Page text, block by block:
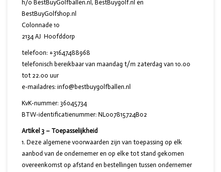
h/o BestBuyGolfballen.nl, BestBuygolf.nl en
BestBuyGolfshop.nl
Colonnade 10
2134 AJ Hoofddorp
telefoon: +31647488968
telefonisch bereikbaar van maandag t/m zaterdag van 10.00
tot 22.00 uur
e-mailadres: info@bestbuygolfballen.nl
KvK-nummer: 36045734
BTW-identificatienummer: NL007815724B02
Artikel 3 – Toepasselijkheid
Deze algemene voorwaarden zijn van toepassing op elk
aanbod van de ondernemer en op elke tot stand gekomen
overeenkomst op afstand en bestellingen tussen ondernemer